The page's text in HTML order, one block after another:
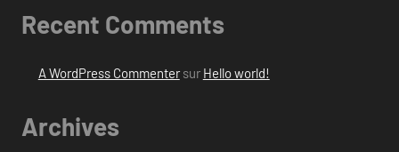
Recent Comments
A WordPress Commentersur Hello world!
Archives